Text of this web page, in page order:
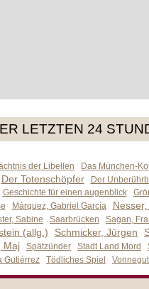
LETZTEN 24
der Libellen Das München-
Der Totenschöpfer
Der
Geschichte für einen augenblick
Márquez, Gabriel García
Sabine Saarbrücken
Sagan,
(allg.) Schmicker, Jürgen
Maj Spätzünder Stadt Land Mord
Gutiérrez Tödliches Spiel